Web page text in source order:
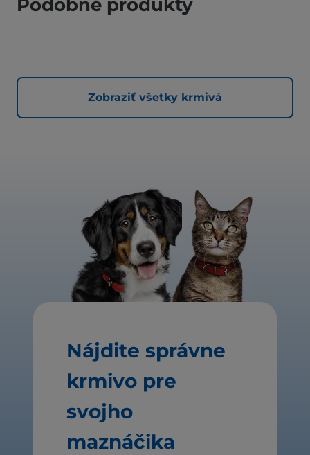
Podobné produkty
Zobraziť všetky krmivá
Nájdite správne
krmivo pre
svojho
maznáčika